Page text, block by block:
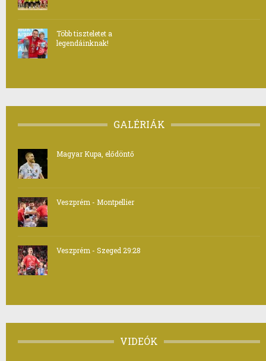
Több tiszteletet a
legendáinknak!
GALÉRIÁK
Magyar Kupa, elődöntő
Veszprém - Montpellier
Veszprém - Szeged 29:28
VIDEÓK